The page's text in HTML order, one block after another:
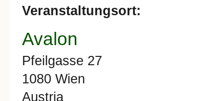
Veranstaltungsort:
Avalon
Pfeilgasse 27
1080 Wien
Austria